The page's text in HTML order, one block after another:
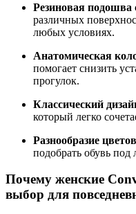
Резиновая
различных
любых условиях.
Анатомическая
помогает снизить
прогулок.
Классический
который легко
Разнообразие
подобрать обувь
Почему женские
выбор для